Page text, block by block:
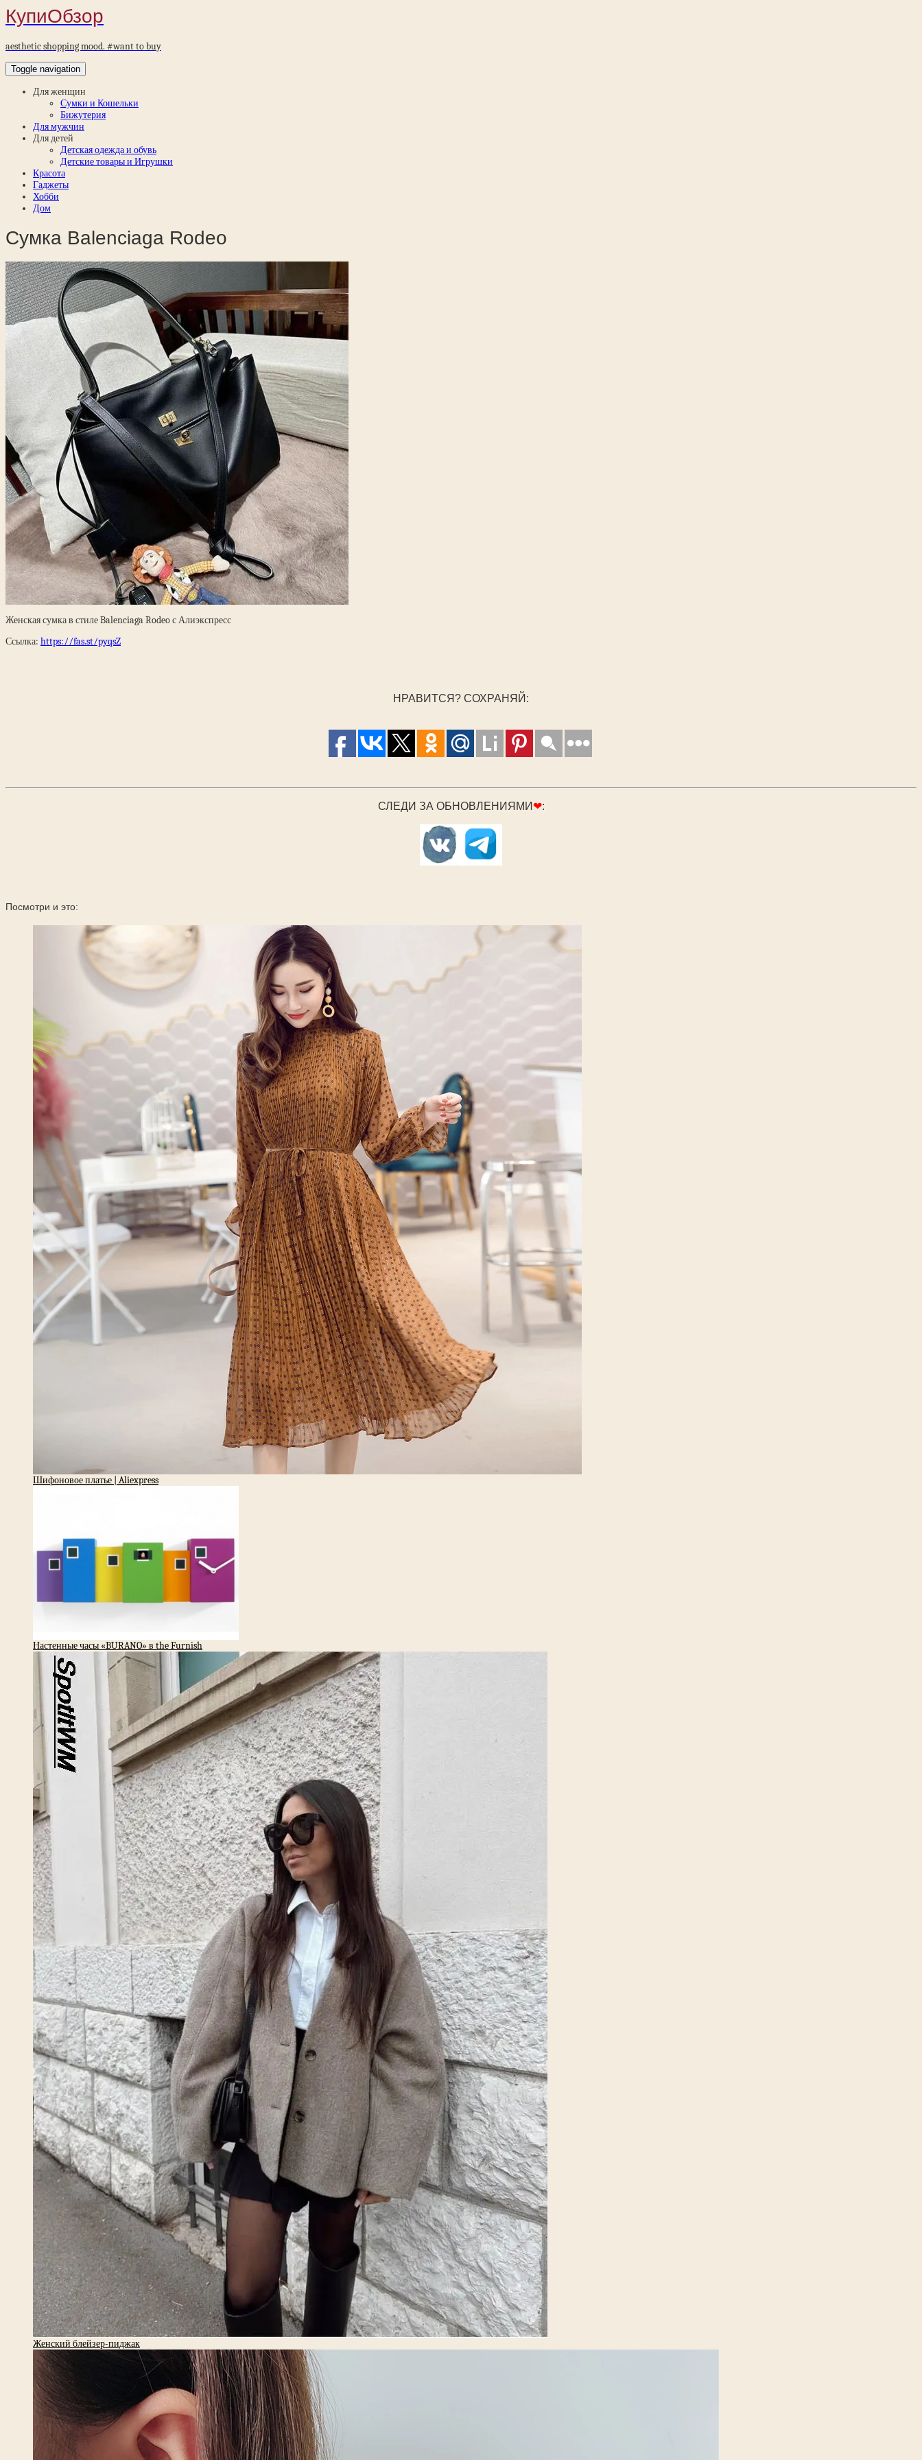
КупиОбзор
aesthetic shopping mood. #want to buy
Toggle navigation
Для женщин
Сумки и Кошельки
Бижутерия
Для мужчин
Для детей
Детская одежда и обувь
Детские товары и Игрушки
Красота
Гаджеты
Хобби
Дом
Сумка Balenciaga Rodeo
Женская сумка в стиле Balenciaga Rodeo с Алиэкспресс
Ссылка: https://fas.st/pyqsZ
НРАВИТСЯ? СОХРАНЯЙ:
СЛЕДИ ЗА ОБНОВЛЕНИЯМИ ❤:
Посмотри и это:
Шифоновое платье | Aliexpress
Настенные часы «BURANO» в the Furnish
Женский блейзер-пиджак